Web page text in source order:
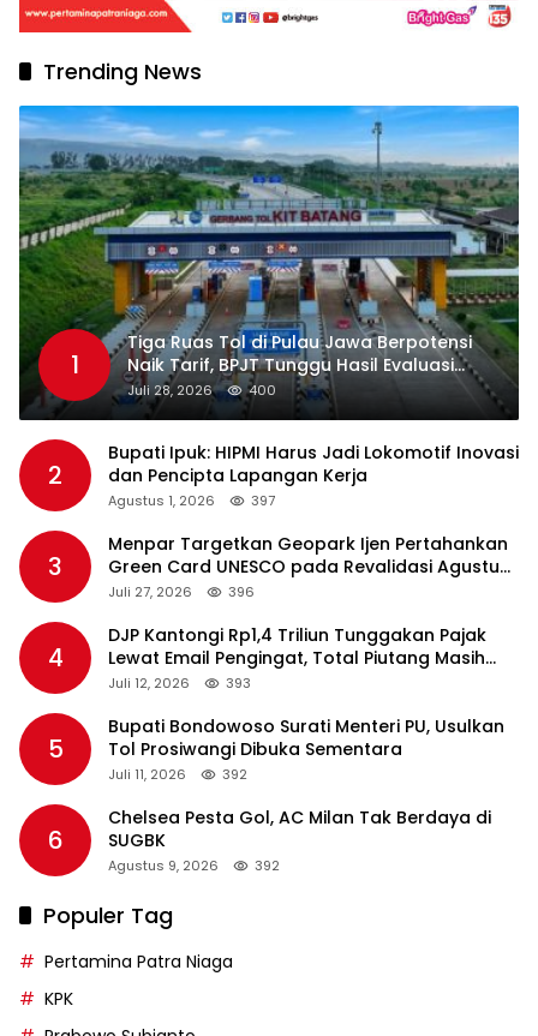
Trending News
1
Tiga Ruas Tol di Pulau Jawa Berpotensi
Naik Tarif, BPJT Tunggu Hasil Evaluasi
Standar Pelayanan
Juli 28, 2026 400
2
Bupati Ipuk: HIPMI Harus Jadi Lokomotif Inovasi
dan Pencipta Lapangan Kerja
Agustus 1, 2026 397
3
Menpar Targetkan Geopark Ijen Pertahankan
Green Card UNESCO pada Revalidasi Agustus
2026
Juli 27, 2026 396
4
DJP Kantongi Rp1,4 Triliun Tunggakan Pajak
Lewat Email Pengingat, Total Piutang Masih
Rp36 Triliun
Juli 12, 2026 393
5
Bupati Bondowoso Surati Menteri PU, Usulkan
Tol Prosiwangi Dibuka Sementara
Juli 11, 2026 392
6
Chelsea Pesta Gol, AC Milan Tak Berdaya di
SUGBK
Agustus 9, 2026 392
Populer Tag
Pertamina Patra Niaga
KPK